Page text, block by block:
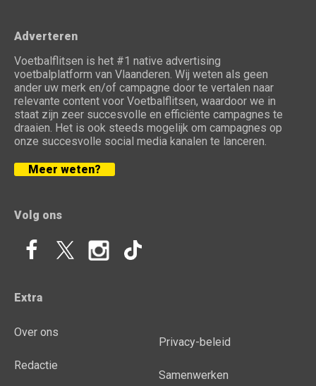
Adverteren
Voetbalflitsen is het #1 native advertising
voetbalplatform van Vlaanderen. Wij weten als geen
ander uw merk en/of campagne door te vertalen naar
relevante content voor Voetbalflitsen, waardoor we in
staat zijn zeer succesvolle en efficiënte campagnes te
draaien. Het is ook steeds mogelijk om campagnes op
onze succesvolle social media kanalen te lanceren.
Meer weten?
Volg ons
Extra
Over ons
Redactie
Privacy-beleid
Samenwerken